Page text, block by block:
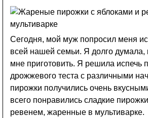
Сегодня, мой муж попросил меня
всей нашей семьи. Я долго думала,
мне приготовить. Я решила испечь
дрожжевого теста с различными
пирожки получились очень
всего понравились сладкие
ревенем, жаренные в мультиварке.